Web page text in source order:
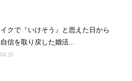
イクで『いけそう』と思えた日から
信を取り戻した婚活...